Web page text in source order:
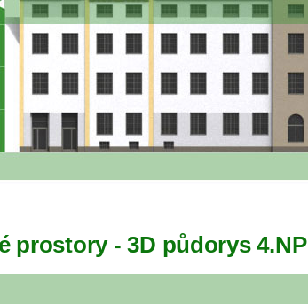
prostory - 3D půdorys 4.NP